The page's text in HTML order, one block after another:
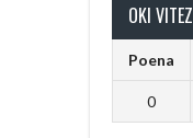
OKI VITEZ
Poena
0